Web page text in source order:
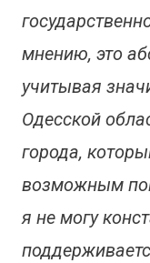
мнению, это
учитывая
Одесской
города,
возможным
я не могу